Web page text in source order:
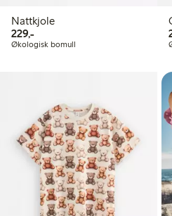
Nattkjole
229,-229,00 kr
Økologisk bomull